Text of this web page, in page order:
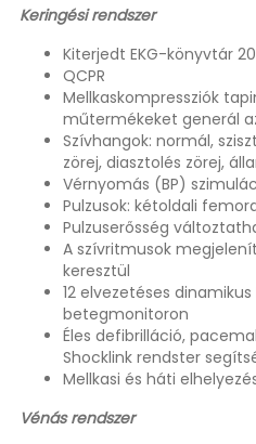
Keringési rendszer
Kiterjedt EKG-könyvtár
QCPR
Mellkaskompressziók
műtermékeket generál
Szívhangok: normál,
zörej, diasztolés zörej,
Vérnyomás (BP)
Pulzusok: kétoldali
Pulzuserősség
A szívritmusok
keresztül
12 elvezetéses dinamikus
betegmonitoron
Éles defibrilláció,
Shocklink rendster
Mellkasi és háti
Vénás rendszer